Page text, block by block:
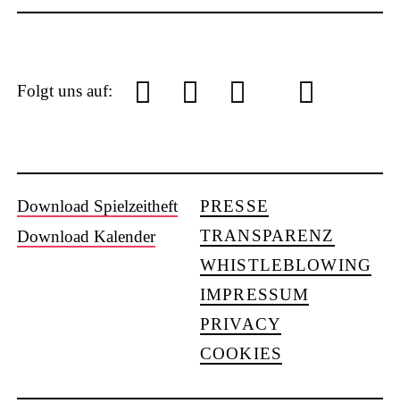
U
S
Folgt uns auf:
o a
c
n
s
o
Download Spielzeitheft
Download Kalender
PRESSE
TRANSPARENZ
WHISTLEBLOWING
IMPRESSUM
PRIVACY
COOKIES